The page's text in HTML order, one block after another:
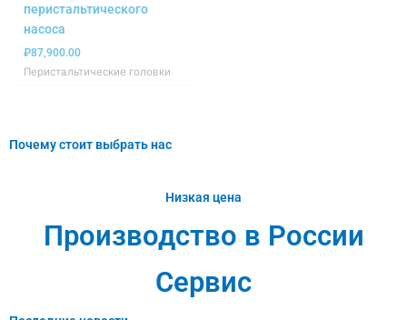
перистальтического
насоса
₽87,900.00
Перистальтические головки
Почему стоит выбрать нас
Низкая цена
Производство в России
Сервис